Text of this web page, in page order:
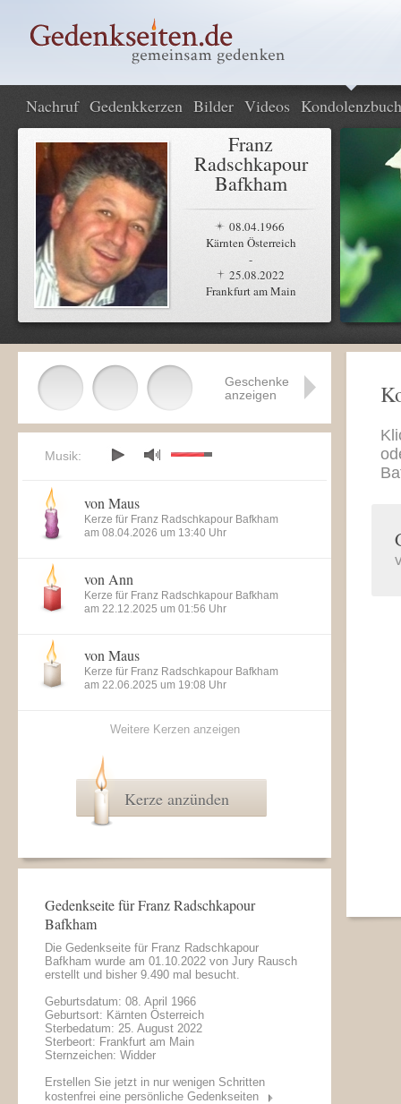
Nachruf Gedenkkerzen Bilder Videos Kondolenzbuch
Franz
Radschkapour
Bafkham
08.04.1966
Kärnten Österreich
-
25.08.2022
Frankfurt am Main
Geschenke
anzeigen
Musik:
von Maus
Kerze für Franz Radschkapour Bafkham
am 08.04.2026 um 13:40 Uhr
von Ann
Kerze für Franz Radschkapour Bafkham
am 22.12.2025 um 01:56 Uhr
von Maus
Kerze für Franz Radschkapour Bafkham
am 22.06.2025 um 19:08 Uhr
Weitere Kerzen anzeigen
Kerze anzünden
Gedenkseite für Franz Radschkapour
Bafkham
Die Gedenkseite für Franz Radschkapour
Bafkham wurde am 01.10.2022 von Jury Rausch
erstellt und bisher 9.490 mal besucht.
Geburtsdatum: 08. April 1966
Geburtsort: Kärnten Österreich
Sterbedatum: 25. August 2022
Sterbeort: Frankfurt am Main
Sternzeichen: Widder
Erstellen Sie jetzt in nur wenigen Schritten
kostenfrei eine persönliche Gedenkseiten